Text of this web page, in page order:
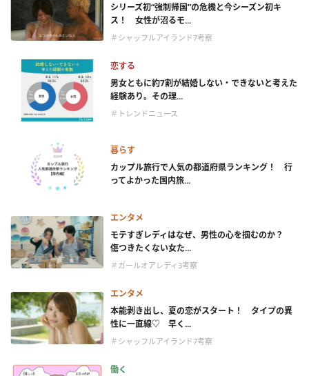
シリーズ初“強制帰国”の危機と今シーズン初キ
ス！ 女性が沼るモ...
＃シャッフルアイランド7考察
恋する
男女ともに約7割が結婚しない・できないと考えた
経験あり。その理...
＃トレンドニュース
暮らす
カップル旅行で人気の都道府県ランキング！ 行
ってよかった国内旅...
エンタメ
モテすぎレディはなぜ、男性の心を掴むのか？
傷つきたくない女た...
＃ガールオアレディ3考察
エンタメ
本能剥き出し、夏の恋がスタート！ タイプの異
性に一直線♡ 早く...
＃シャッフルアイランド7考察
働く